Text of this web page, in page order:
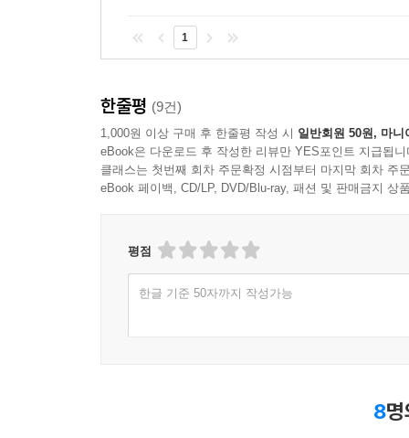
1
한줄평 (9건)
1,000원 이상 구매 후 한줄평 작성 시 일반회원 50원, 마니
eBook은 다운로드 후 작성한 리뷰만 YES포인트 지급됩니
클래스는 첫번째 회차 주문확정 시점부터 마지막 회차 주
eBook 페이백, CD/LP, DVD/Blu-ray, 패션 및 판매금지 상
평점
한글 기준 50자까지 작성가능
8